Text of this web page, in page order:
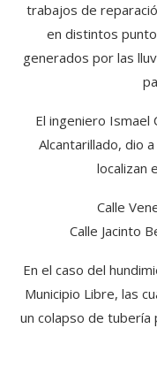
trabajos de
en distintos
generados por las
El ingeniero
Alcantarillado, dio
localizan
Calle
Calle Jacinto
En el caso del
Municipio Libre, las
un colapso de